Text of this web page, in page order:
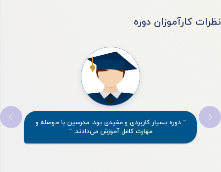
نظرات کارآموزان دوره
” دوره بسیار کاربردی و مفیدی بود، مدرسین با حوصله و
مهارت کامل آموزش می‌دادند. “